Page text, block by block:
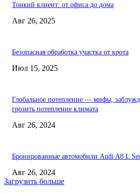
Тонкий клиент: от офиса до дома
Авг 26, 2025
Безопасная обработка участка от крота
Июл 15, 2025
Глобальное потепление — мифы,
грозить потепление климата
Авг 26, 2024
Бронированные автомобили Audi A8 L
Авг 26, 2024
Загрузить больше